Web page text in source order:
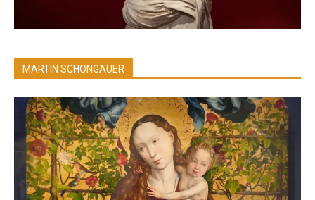
MARTIN SCHONGAUER